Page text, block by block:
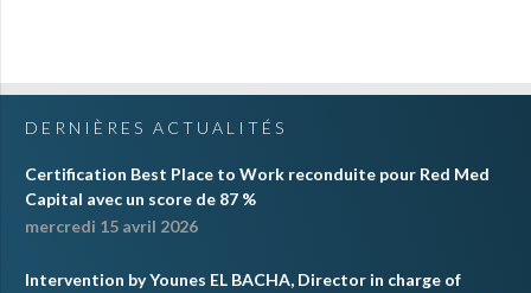
DERNIÈRES ACTUALITÉS
Certification Best Place to Work reconduite pour Red Med
Capital avec un score de 87 %
mercredi 15 avril 2026
Intervention by Younes EL BACHA, Director in charge of